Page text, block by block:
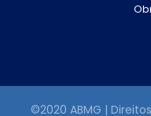
©2020 ABMG |